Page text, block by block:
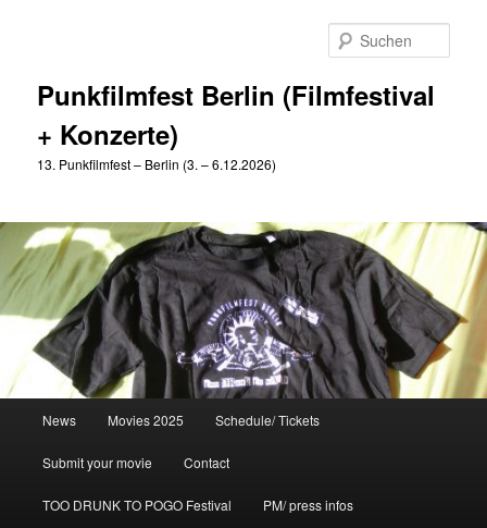
Punkfilmfest Berlin (Filmfestival
+ Konzerte)
13. Punkfilmfest – Berlin (3. – 6.12.2026)
News Movies 2025 Schedule/ Tickets
Submit your movie Contact
TOO DRUNK TO POGO Festival PM/ press infos